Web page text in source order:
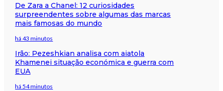
De Zara a Chanel: 12 curiosidades
surpreendentes sobre algumas das marcas
mais famosas do mundo
há 43 minutos
Irão: Pezeshkian analisa com aiatola
Khamenei situação económica e guerra com
EUA
há 54 minutos